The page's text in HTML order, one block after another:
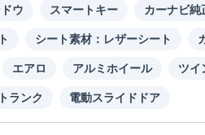
ウ スマートキー カーナビ純
シート素材：レザーシート
エアロ アルミホイール ツイ
ランク 電動スライドドア